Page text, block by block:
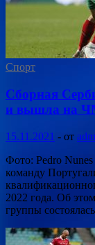
Спорт
Сборная
и вышла на
15.11.2021 - от
Фото: Pedro
команду
2022 года. Об
группы